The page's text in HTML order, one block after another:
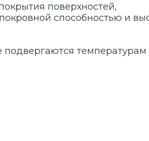
поверхностей,
способностью и
температурам